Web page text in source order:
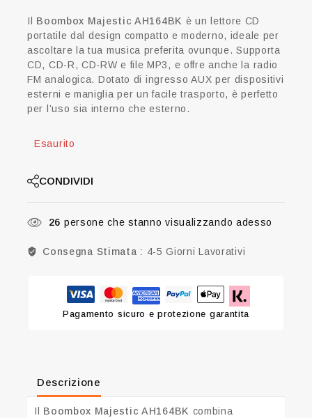
Il Boombox Majestic AH164BK è un lettore CD
portatile dal design compatto e moderno, ideale per
ascoltare la tua musica preferita ovunque. Supporta
CD, CD-R, CD-RW e file MP3, e offre anche la radio
FM analogica. Dotato di ingresso AUX per dispositivi
esterni e maniglia per un facile trasporto, è perfetto
per l’uso sia interno che esterno.
Esaurito
CONDIVIDI
26 persone che stanno visualizzando adesso
Consegna Stimata : 4-5 Giorni Lavorativi
Pagamento sicuro e protezione garantita
Descrizione
Il Boombox Majestic AH164BK combina